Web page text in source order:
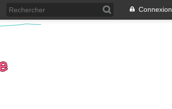
Connexion